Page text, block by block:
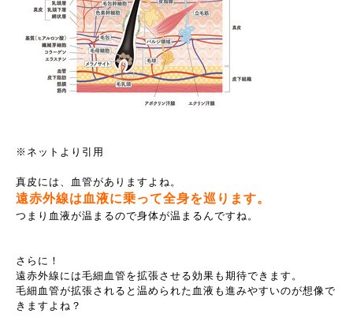
※ネットより引用
真皮には、血管がありますよね。
遠赤外線は血液に乗って全身を巡ります。
つまり血液が温まるので身体が温まるんですね。
さらに！
遠赤外線には毛細血管を拡張させる効果も期待できます。
毛細血管が拡張されると温められた血液も進みやすいのが想像で
きますよね？